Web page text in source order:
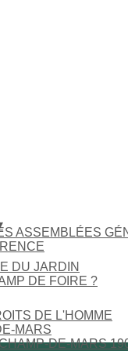
ASSEMBLÉES
DU JARDIN
DE FOIRE ?
DE L'HOMME
MARS
DE-MARS